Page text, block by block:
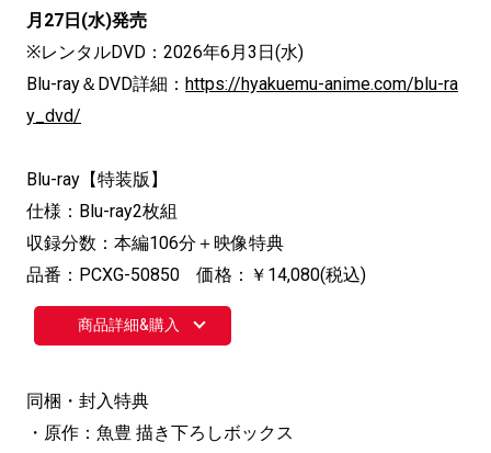
月27日(水)発売
※レンタルDVD：2026年6月3日(水)
Blu-ray＆DVD詳細： https://hyakuemu-anime.com/blu-ra
y_dvd/
Blu-ray【特装版】
仕様：Blu-ray2枚組
収録分数：本編106分＋映像特典
品番：PCXG-50850 価格：￥14,080(税込)
商品詳細&購入
同梱・封入特典
・原作：魚豊 描き下ろしボックス